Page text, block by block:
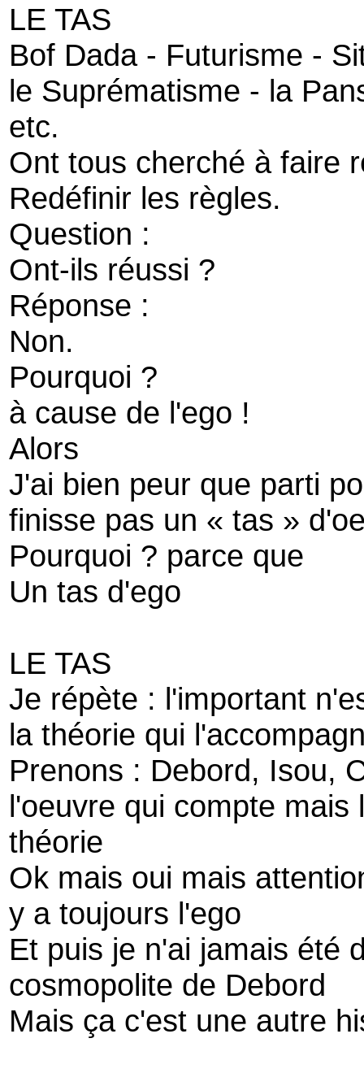
LE TAS
Bof Dada - Futurisme -
le Suprématisme - la
etc.
Ont tous cherché à faire
Redéfinir les règles.
Question :
Ont-ils réussi ?
Réponse :
Non.
Pourquoi ?
à cause de l'ego !
Alors
J'ai bien peur que parti
finisse pas un « tas »
Pourquoi ? parce que
Un tas d'ego
LE TAS
Je répète : l'important
la théorie qui
Prenons : Debord, Isou,
l'oeuvre qui compte
théorie
Ok mais oui mais
y a toujours l'ego
Et puis je n'ai jamais été
cosmopolite de Debord
Mais ça c'est une autre